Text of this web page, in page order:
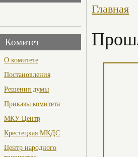
Комитет
О комитете
Постановления
Решения думы
Приказы комитета
МКУ Центр
Крестецкая МКДС
Центр народного
Главная